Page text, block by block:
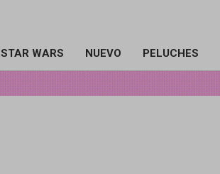
STAR WARS NUEVO PELUCHES